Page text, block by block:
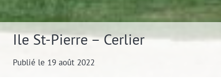
Ile St-Pierre – Cerlier
Publié le 19 août 2022